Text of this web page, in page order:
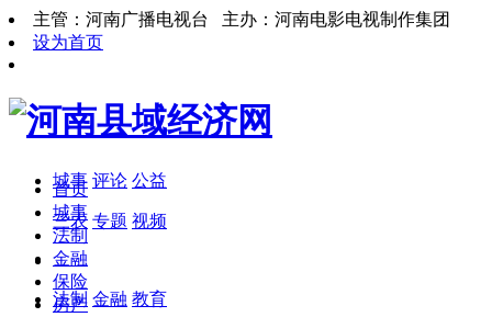
主管：河南广播电视台 主办：河南电影电视制作集团
设为首页
城事 评论 公益
三农 专题 视频
法制 金融 教育
首页
城事
法制
金融
保险
房产